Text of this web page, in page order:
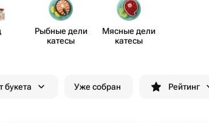
Рыбные дели​
катесы
Мясные дели​
катесы
букета Уже собран Рейтинг